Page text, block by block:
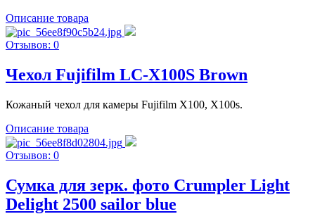
Описание товара
Отзывов: 0
Чехол Fujifilm LC-X100S Brown
Кожаный чехол для камеры Fujifilm X100, X100s.
Описание товара
Отзывов: 0
Сумка для зерк. фото Crumpler Light
Delight 2500 sailor blue